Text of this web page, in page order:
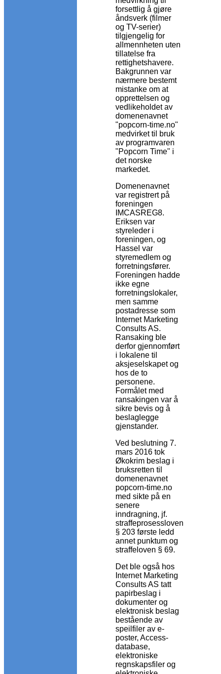
forsettlig å gjøre
åndsverk (filmer
og TV-serier)
tilgjengelig for
allmennheten uten
tillatelse fra
rettighetshavere.
Bakgrunnen var
nærmere bestemt
mistanke om at
opprettelsen og
vedlikeholdet av
domenenavnet
"popcorn-time.no"
medvirket til bruk
av programvaren
"Popcorn Time" i
det norske
markedet.
Domenenavnet
var registrert på
foreningen
IMCASREG8.
Eriksen var
styreleder i
foreningen, og
Hassel var
styremedlem og
forretningsfører.
Foreningen hadde
ikke egne
forretningslokaler,
men samme
postadresse som
Internet Marketing
Consults AS.
Ransaking ble
derfor gjennomført
i lokalene til
aksjeselskapet og
hos de to
personene.
Formålet med
ransakingen var å
sikre bevis og å
beslaglegge
gjenstander.
Ved beslutning 7.
mars 2016 tok
Økokrim beslag i
bruksretten til
domenenavnet
popcorn-time.no
med sikte på en
senere
inndragning, jf.
straffeprosessloven
§ 203 første ledd
annet punktum og
straffeloven § 69.
Det ble også hos
Internet Marketing
Consults AS tatt
papirbeslag i
dokumenter og
elektronisk beslag
bestående av
speilfiler av e-
poster, Access-
database,
elektroniske
regnskapsfiler og